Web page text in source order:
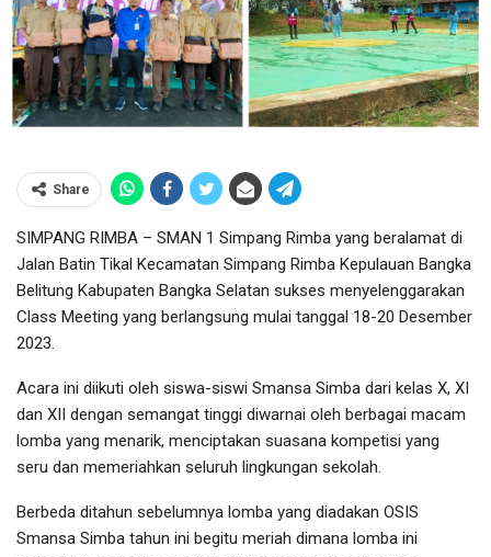
Share
SIMPANG RIMBA – SMAN 1 Simpang Rimba yang beralamat di
Jalan Batin Tikal Kecamatan Simpang Rimba Kepulauan Bangka
Belitung Kabupaten Bangka Selatan sukses menyelenggarakan
Class Meeting yang berlangsung mulai tanggal 18-20 Desember
2023.
Acara ini diikuti oleh siswa-siswi Smansa Simba dari kelas X, XI
dan XII dengan semangat tinggi diwarnai oleh berbagai macam
lomba yang menarik, menciptakan suasana kompetisi yang
seru dan memeriahkan seluruh lingkungan sekolah.
Berbeda ditahun sebelumnya lomba yang diadakan OSIS
Smansa Simba tahun ini begitu meriah dimana lomba ini